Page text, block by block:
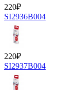
220₽
SI2936B004
220₽
SI2937B004